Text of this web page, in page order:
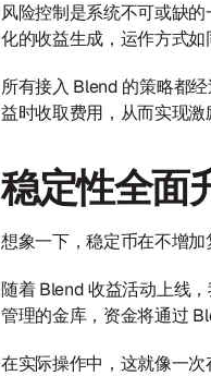
风险控制是系统不可或缺
化的收益生成，运作方式
所有接入 Blend 的策略都
益时收取费用，从而实现激
稳定性全面
想象一下，稳定币在不增
随着 Blend 收益活动上线
管理的金库，资金将通过
在实际操作中，这就像一